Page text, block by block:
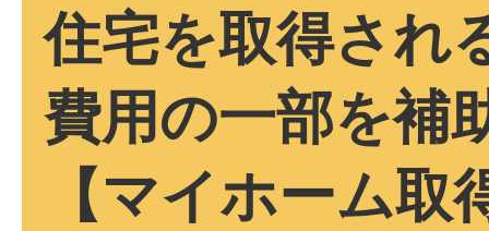
住宅を取得され
費用の一部を補
【マイホーム取